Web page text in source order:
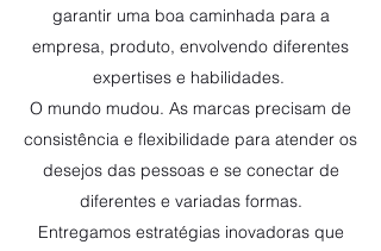
garantir uma boa caminhada para a
empresa, produto, envolvendo diferentes
expertises e habilidades.
O mundo mudou. As marcas precisam de
consistência e flexibilidade para atender os
desejos das pessoas e se conectar de
diferentes e variadas formas.
Entregamos estratégias inovadoras que